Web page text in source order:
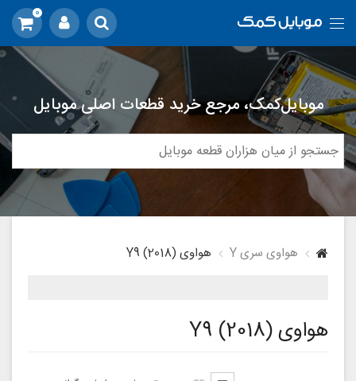
0
موبایل‌کمک، مرجع خرید قطعات اصلی موبایل
هواوی سری Y هواوی (Y9 (2018
هواوی (Y9 (2018